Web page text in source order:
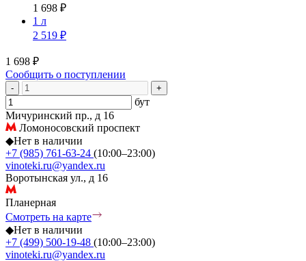
1 698 ₽
1 л
2 519 ₽
1 698 ₽
Сообщить о поступлении
- +
бут
Мичуринский пр., д 16
Ломоносовский проспект
◆Нет в наличии
+7 (985) 761-63-24 (10:00–23:00)
vinoteki.ru@yandex.ru
Воротынская ул., д 16
Планерная
Смотреть на карте
◆Нет в наличии
+7 (499) 500-19-48 (10:00–23:00)
vinoteki.ru@yandex.ru